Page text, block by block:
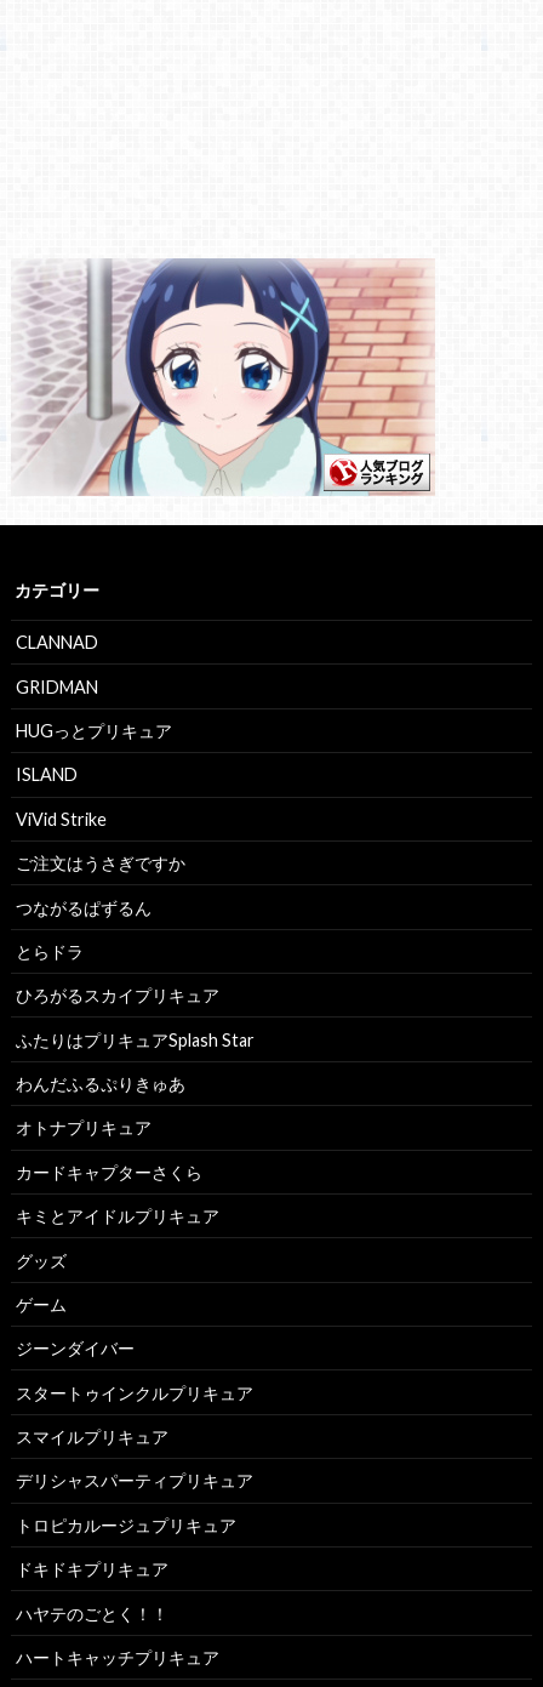
カテゴリー
CLANNAD
GRIDMAN
HUGっとプリキュア
ISLAND
ViVid Strike
ご注文はうさぎですか
つながるぱずるん
とらドラ
ひろがるスカイプリキュア
ふたりはプリキュアSplash Star
わんだふるぷりきゅあ
オトナプリキュア
カードキャプターさくら
キミとアイドルプリキュア
グッズ
ゲーム
ジーンダイバー
スタートゥインクルプリキュア
スマイルプリキュア
デリシャスパーティプリキュア
トロピカルージュプリキュア
ドキドキプリキュア
ハヤテのごとく！！
ハートキャッチプリキュア